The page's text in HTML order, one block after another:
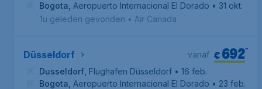
Bogota Aeropuerto Internacional El Dorado • 31 okt.
1u geleden gevonden • Air Canada
Düsseldorf €692*
vanaf
Dusseldorf Flughafen Düsseldorf • 16 feb.
Bogota Aeropuerto Internacional El Dorado • 23 feb.